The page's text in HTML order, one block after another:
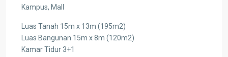
Kampus, Mall
Luas Tanah 15m x 13m (195m2)
Luas Bangunan 15m x 8m (120m2)
Kamar Tidur 3+1